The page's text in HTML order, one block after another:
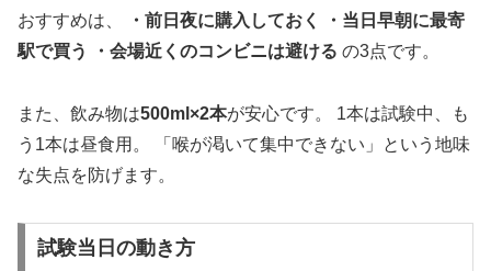
おすすめは、 ・前日夜に購入しておく
・当日早朝に最寄
駅で買う
・会場近くのコンビニは避ける の3点です。
また、飲み物は500ml×2本が安心です。 1本は試験中、も
う1本は昼食用。 「喉が渇いて集中できない」という地味
な失点を防げます。
試験当日の動き方